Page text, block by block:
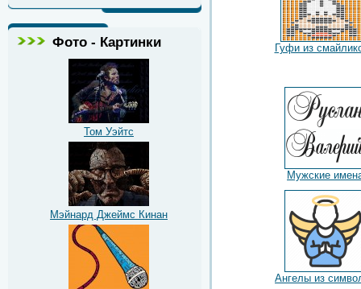
Фото - Картинки
Том Уэйтс
Мэйнард Джеймс Кинан
Гуфи из
Мужские
Ангелы из